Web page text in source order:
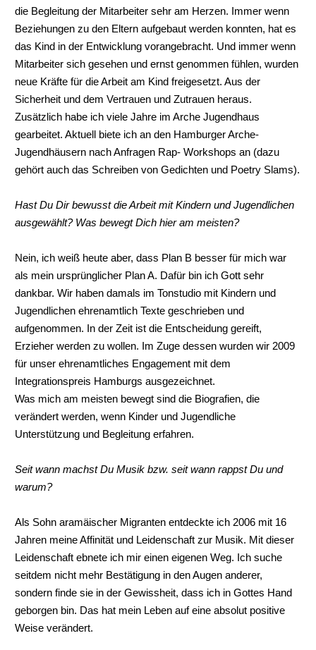
die Begleitung der Mitarbeiter sehr am Herzen. Immer wenn
Beziehungen zu den Eltern aufgebaut werden konnten, hat es
das Kind in der Entwicklung vorangebracht. Und immer wenn
Mitarbeiter sich gesehen und ernst genommen fühlen, wurden
neue Kräfte für die Arbeit am Kind freigesetzt. Aus der
Sicherheit und dem Vertrauen und Zutrauen heraus.
Zusätzlich habe ich viele Jahre im Arche Jugendhaus
gearbeitet. Aktuell biete ich an den Hamburger Arche-
Jugendhäusern nach Anfragen Rap- Workshops an (dazu
gehört auch das Schreiben von Gedichten und Poetry Slams).
Hast Du Dir bewusst die Arbeit mit Kindern und Jugendlichen
ausgewählt? Was bewegt Dich hier am meisten?
Nein, ich weiß heute aber, dass Plan B besser für mich war
als mein ursprünglicher Plan A. Dafür bin ich Gott sehr
dankbar. Wir haben damals im Tonstudio mit Kindern und
Jugendlichen ehrenamtlich Texte geschrieben und
aufgenommen. In der Zeit ist die Entscheidung gereift,
Erzieher werden zu wollen. Im Zuge dessen wurden wir 2009
für unser ehrenamtliches Engagement mit dem
Integrationspreis Hamburgs ausgezeichnet.
Was mich am meisten bewegt sind die Biografien, die
verändert werden, wenn Kinder und Jugendliche
Unterstützung und Begleitung erfahren.
Seit wann machst Du Musik bzw. seit wann rappst Du und
warum?
Als Sohn aramäischer Migranten entdeckte ich 2006 mit 16
Jahren meine Affinität und Leidenschaft zur Musik. Mit dieser
Leidenschaft ebnete ich mir einen eigenen Weg. Ich suche
seitdem nicht mehr Bestätigung in den Augen anderer,
sondern finde sie in der Gewissheit, dass ich in Gottes Hand
geborgen bin. Das hat mein Leben auf eine absolut positive
Weise verändert.